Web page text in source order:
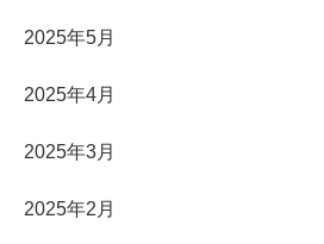
2025年5月
2025年4月
2025年3月
2025年2月